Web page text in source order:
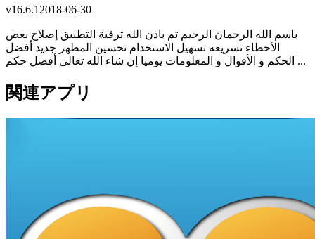
v16.6.1 2018-06-30
باسم الله الرحمان الرحيم تم باذن الله ترقية التطبيق إصلاح بعض
الأخطاء تسريعه تسهيل الاستخدام تحسين المظهر جديد أفضل
الحكم و الأقوال و المعلومات يوميا إن شاء الله تعالى أفضل حكم ...
関連アプリ